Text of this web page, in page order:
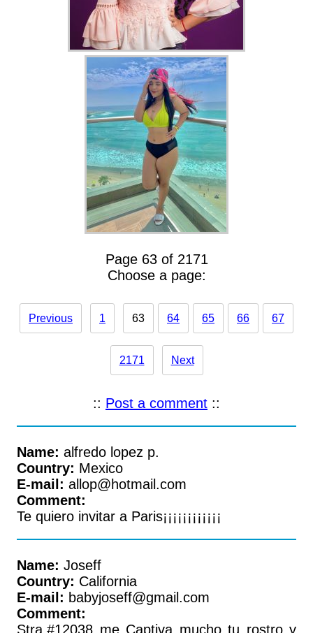
Page 63 of 2171
Choose a page:
Previous 1 63 64 65 66 67
2171 Next
:: Post a comment ::
Name: alfredo lopez p.
Country: Mexico
E-mail: allop@hotmail.com
Comment:
Te quiero invitar a Paris¡¡¡¡¡¡¡¡¡¡¡¡
Name: Joseff
Country: California
E-mail: babyjoseff@gmail.com
Comment:
Stra.#12038 me Captiva mucho tu rostro y